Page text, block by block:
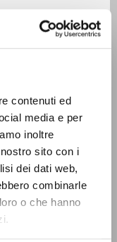
contenuti ed
media e per
inoltre
sito con i
dei dati web,
combinarle
o che hanno